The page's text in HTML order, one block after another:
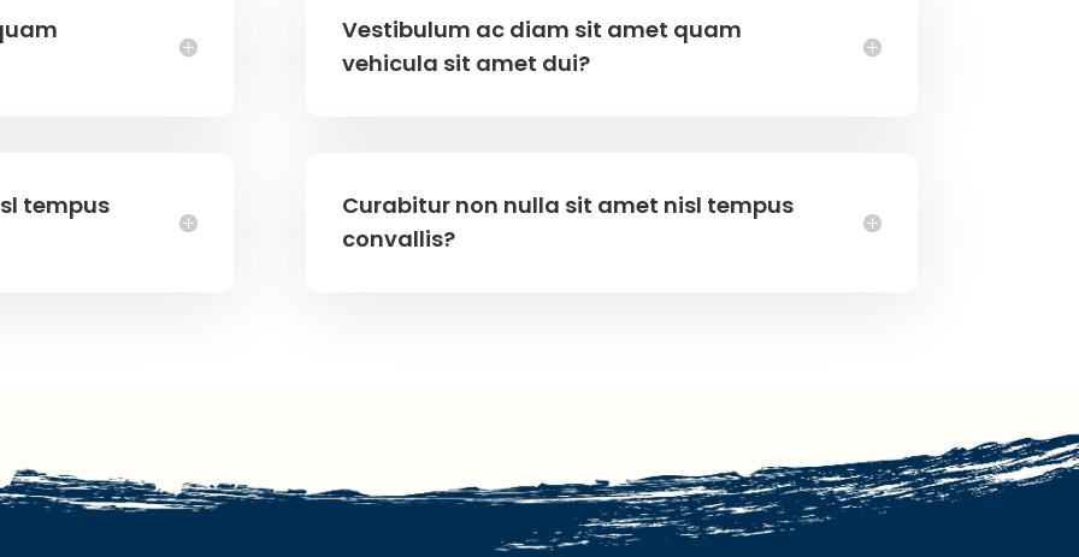
tempus
Vestibulum ac diam sit amet quam
vehicula sit amet dui?
Curabitur non nulla sit amet nisl tempus
convallis?